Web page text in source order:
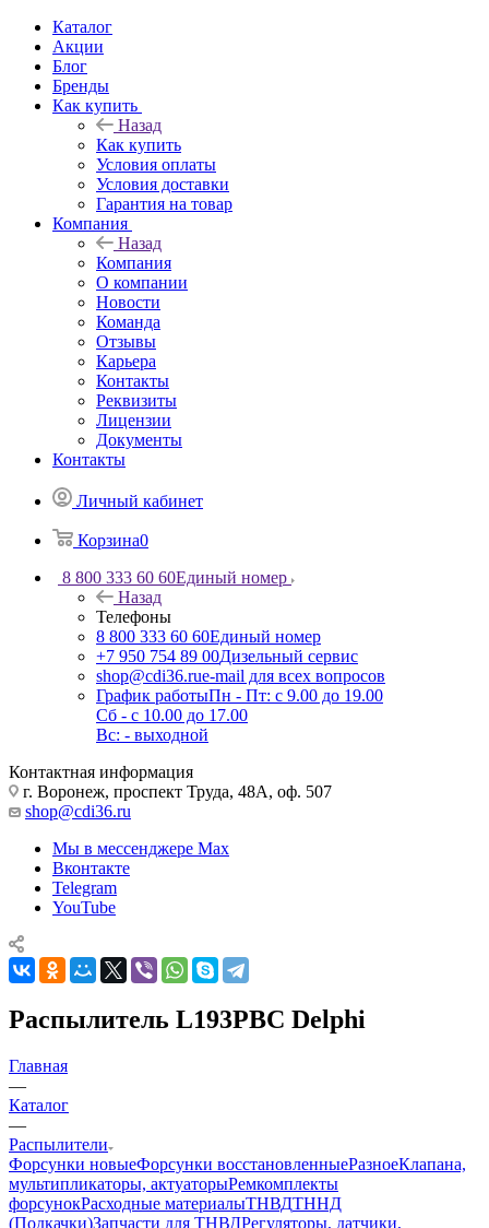
Каталог
Акции
Блог
Бренды
Как купить
Назад
Как купить
Условия оплаты
Условия доставки
Гарантия на товар
Компания
Назад
Компания
О компании
Новости
Команда
Отзывы
Карьера
Контакты
Реквизиты
Лицензии
Документы
Контакты
Личный кабинет
Корзина0
8 800 333 60 60Единый номер
Назад
Телефоны
8 800 333 60 60Единый номер
+7 950 754 89 00Дизельный сервис
shop@cdi36.rue-mail для всех вопросов
График работыПн - Пт: с 9.00 до 19.00
Сб - с 10.00 до 17.00
Вс: - выходной
Контактная информация
г. Воронеж, проспект Труда, 48А, оф. 507
shop@cdi36.ru
Мы в мессенджере Max
Вконтакте
Telegram
YouTube
Распылитель L193PBC Delphi
Главная
—
Каталог
—
Распылители
Форсунки новыеФорсунки восстановленныеРазноеКлапана,
мультипликаторы, актуаторыРемкомплекты
форсунокРасходные материалыТНВДТННД
(Подкачки)Запчасти для ТНВДРегуляторы, датчики,